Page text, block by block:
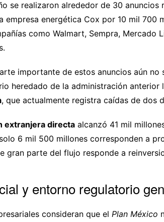
se realizaron alrededor de 30 anuncios
empresa energética Cox por 10 mil 700
como Walmart, Sempra, Mercado
importante de estos anuncios aún no
heredado de la administración anterior
, que actualmente registra caídas de dos
extranjera directa alcanzó 41 mil
6 mil 500 millones corresponden a
gran parte del flujo responde a
y entorno regulatorio
consideran que el Plan México